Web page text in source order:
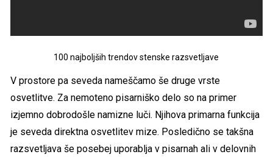
100 najboljših trendov stenske razsvetljave
V prostore pa seveda nameščamo še druge vrste
osvetlitve. Za nemoteno pisarniško delo so na primer
izjemno dobrodošle namizne luči. Njihova primarna funkcija
je seveda direktna osvetlitev mize. Posledično se takšna
razsvetljava še posebej uporablja v pisarnah ali v delovnih